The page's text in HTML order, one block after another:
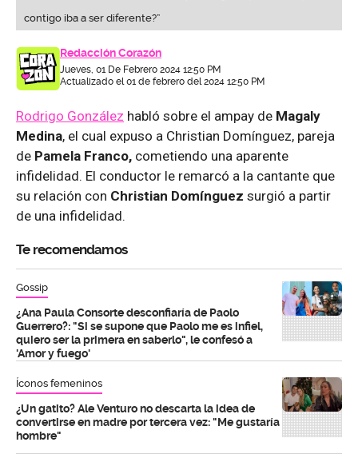
contigo iba a ser diferente?”
Redacción Corazón
Jueves, 01 De Febrero 2024 12:50 PM
Actualizado el 01 de febrero del 2024 12:50 PM
Rodrigo González habló sobre el ampay de Magaly
Medina, el cual expuso a Christian Domínguez, pareja
de Pamela Franco, cometiendo una aparente
infidelidad. El conductor le remarcó a la cantante que
su relación con Christian Domínguez surgió a partir
de una infidelidad.
Te recomendamos
Gossip
¿Ana Paula Consorte desconfiaría de Paolo
Guerrero?: "Si se supone que Paolo me es infiel,
quiero ser la primera en saberlo", le confesó a
'Amor y fuego'
Íconos femeninos
¿Un gatito? Ale Venturo no descarta la idea de
convertirse en madre por tercera vez: "Me gustaría
hombre"